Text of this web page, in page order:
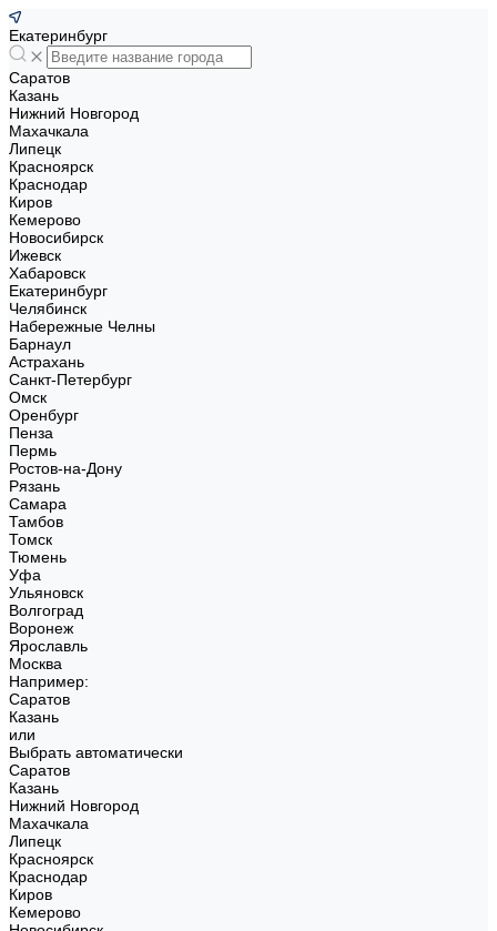
Екатеринбург
Саратов
Казань
Нижний Новгород
Махачкала
Липецк
Красноярск
Краснодар
Киров
Кемерово
Новосибирск
Ижевск
Хабаровск
Екатеринбург
Челябинск
Набережные Челны
Барнаул
Астрахань
Санкт-Петербург
Омск
Оренбург
Пенза
Пермь
Ростов-на-Дону
Рязань
Самара
Тамбов
Томск
Тюмень
Уфа
Ульяновск
Волгоград
Воронеж
Ярославль
Москва
Например:
Саратов
Казань
или
Выбрать автоматически
Саратов
Казань
Нижний Новгород
Махачкала
Липецк
Красноярск
Краснодар
Киров
Кемерово